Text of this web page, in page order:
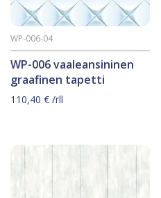
WP-006 vaaleansininen
graafinen tapetti
WP-006-04
110,40 € /rll